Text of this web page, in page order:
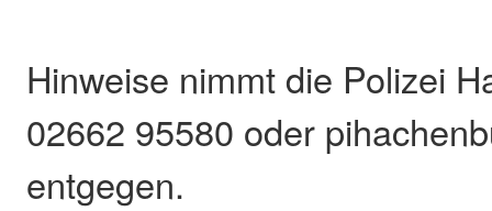
Hinweise nimmt die Polizei
02662 95580 oder
entgegen.